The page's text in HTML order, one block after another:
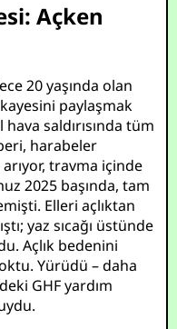
Açken
20 yaşında olan
paylaşmak
saldırısında tüm
harabeler
arıyor, travma içinde
2025 başında, tam
Elleri açlıktan
yaz sıcağı üstünde
Açlık bedenini
Yürüdü – daha
GHF yardım